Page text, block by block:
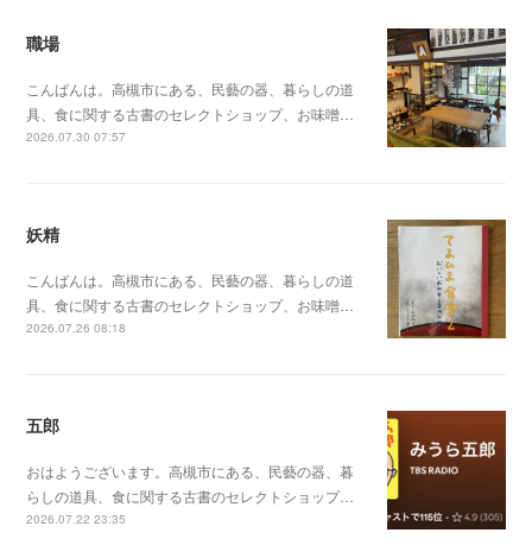
職場
こんばんは。高槻市にある、民藝の器、暮らしの道
具、食に関する古書のセレクトショップ、お味噌…
2026.07.30 07:57
妖精
こんばんは。高槻市にある、民藝の器、暮らしの道
具、食に関する古書のセレクトショップ、お味噌…
2026.07.26 08:18
五郎
おはようございます。高槻市にある、民藝の器、暮
らしの道具、食に関する古書のセレクトショップ…
2026.07.22 23:35